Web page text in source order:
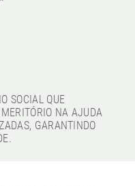
SOCIAL QUE
NA AJUDA
GARANTINDO